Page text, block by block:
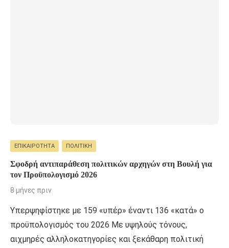
ΕΠΙΚΑΙΡΌΤΗΤΑ ΠΟΛΙΤΙΚΉ
Σφοδρή αντιπαράθεση πολιτικών αρχηγών στη Βουλή για
τον Προϋπολογισμό 2026
8 μήνες πριν
Υπερψηφίστηκε με 159 «υπέρ» έναντι 136 «κατά» ο
προϋπολογισμός του 2026 Με υψηλούς τόνους,
αιχμηρές αλληλοκατηγορίες και ξεκάθαρη πολιτική